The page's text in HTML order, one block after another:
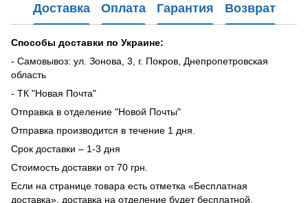
Доставка Оплата Гарантия Возврат
Способы доставки по Украине:
- Самовывоз: ул. Зонова, 3, г. Покров, Днепропетровская
область
- ТК "Новая Почта"
Отправка в отделение "Новой Почты"
Отправка производится в течение 1 дня.
Срок доставки – 1-3 дня
Стоимость доставки от 70 грн.
Если на странице товара есть отметка «Бесплатная
доставка», доставка на отделение будет бесплатной.